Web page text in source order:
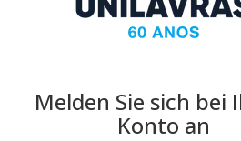
Melden Sie sich bei
Konto an